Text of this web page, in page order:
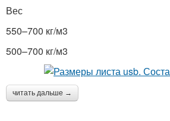
Вес
550–700 кг/м3
500–700 кг/м3
читать дальше →